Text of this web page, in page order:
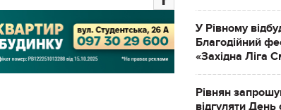
У Рівному
Благодійний
«Західна Ліга
Рівнян
відгуляти День